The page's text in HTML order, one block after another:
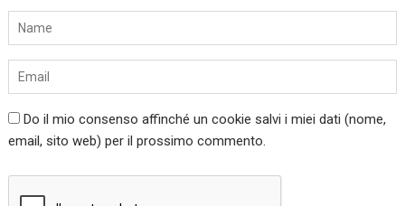
Do il mio consenso affinché un cookie salvi i miei dati (nome,
email, sito web) per il prossimo commento.